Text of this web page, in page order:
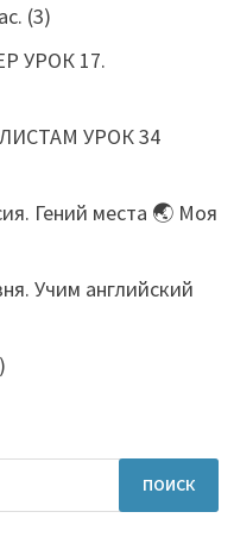
(3)
УРОК 17.
УРОК 34
Гений места 🌏 Моя
Учим английский